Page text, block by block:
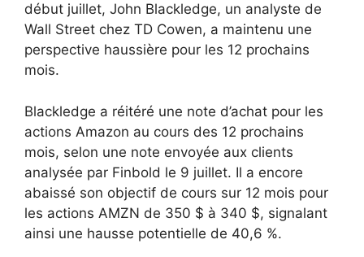
début juillet, John Blackledge, un analyste de
Wall Street chez TD Cowen, a maintenu une
perspective haussière pour les 12 prochains
mois.
Blackledge a réitéré une note d’achat pour les
actions Amazon au cours des 12 prochains
mois, selon une note envoyée aux clients
analysée par Finbold le 9 juillet. Il a encore
abaissé son objectif de cours sur 12 mois pour
les actions AMZN de 350 $ à 340 $, signalant
ainsi une hausse potentielle de 40,6 %.